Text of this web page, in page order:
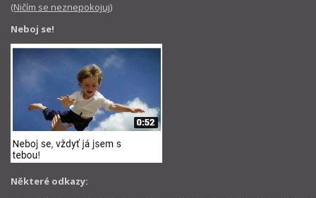
(Ničím se neznepokojuj)
Neboj se!
Některé odkazy: